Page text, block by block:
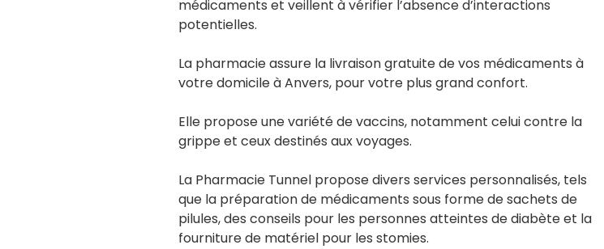
médicaments et veillent à vérifier l’absence d’interactions
potentielles.
La pharmacie assure la livraison gratuite de vos médicaments à
votre domicile à Anvers, pour votre plus grand confort.
Elle propose une variété de vaccins, notamment celui contre la
grippe et ceux destinés aux voyages.
La Pharmacie Tunnel propose divers services personnalisés, tels
que la préparation de médicaments sous forme de sachets de
pilules, des conseils pour les personnes atteintes de diabète et la
fourniture de matériel pour les stomies.